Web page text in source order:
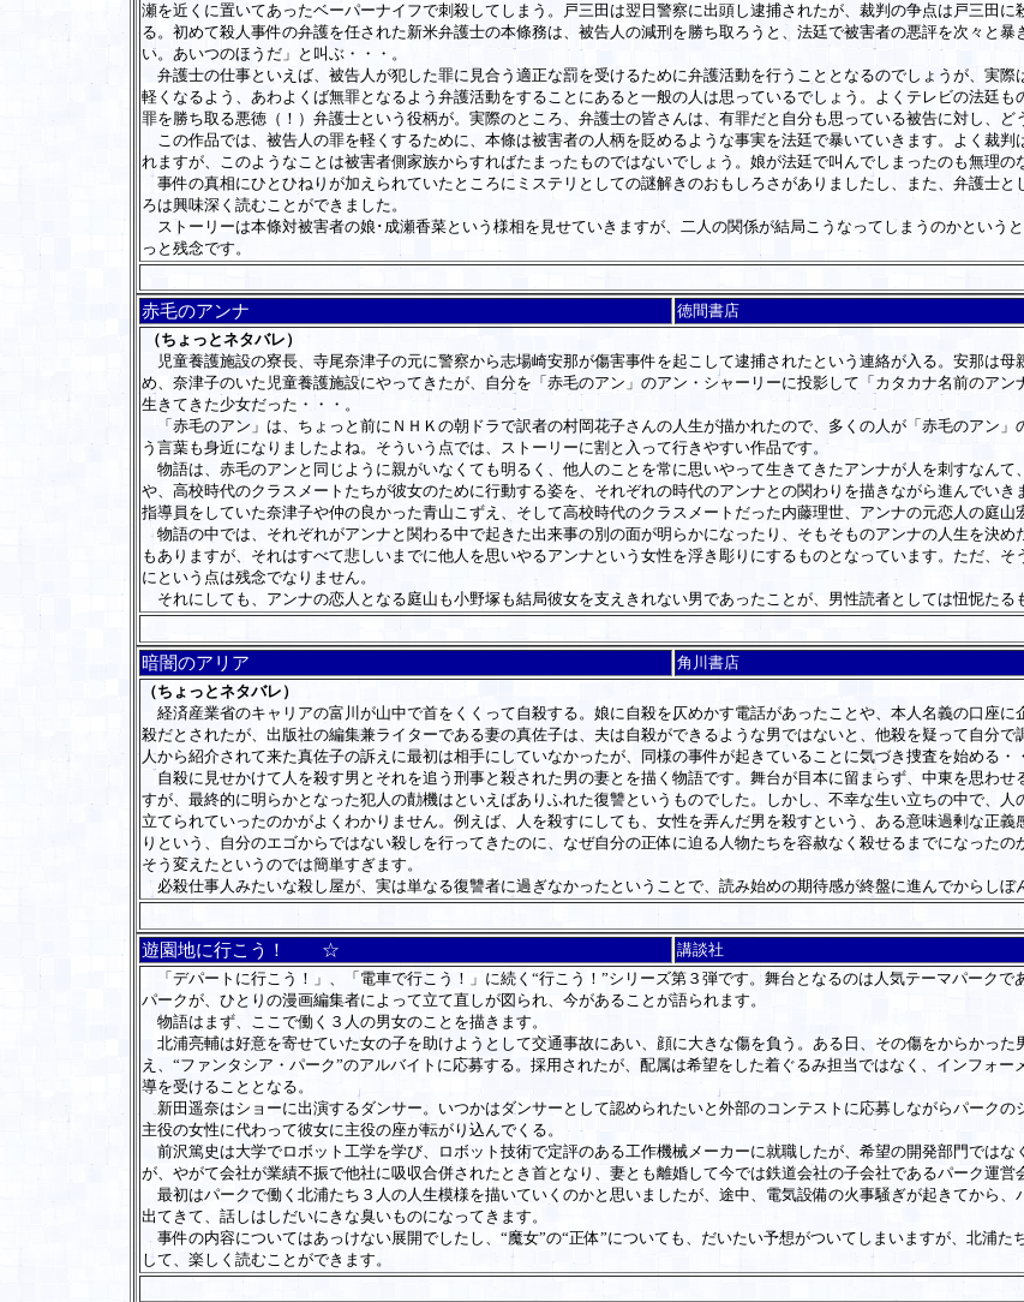
瀬を近くに置いてあったベーパーナイフで刺殺してしまう。戸三田は翌日警察に出頭し逮捕されたが、裁判の争点は戸三田
る。初めて殺人事件の弁護を任された新米弁護士の本條務は、被告人の減刑を勝ち取ろうと、法廷で被害者の悪評を次々と
い。あいつのほうだ」と叫ぶ・・・。
弁護士の仕事といえば、被告人が犯した罪に見合う適正な罰を受けるために弁護活動を行うこととなるのでしょうが、実
軽くなるよう、あわよくば無罪となるよう弁護活動をすることにあると一般の人は思っているでしょう。よくテレビの法廷
罪を勝ち取る悪徳（！）弁護士という役柄が。実際のところ、弁護士の皆さんは、有罪だと自分も思っている被告に対し、ど
この作品では、被告人の罪を軽くするために、本條は被害者の人柄を貶めるような事実を法廷で暴いていきます。よく裁
れますが、このようなことは被害者側家族からすればたまったものではないでしょう。娘が法廷で叫んでしまったのも無理の
事件の真相にひとひねりが加えられていたところにミステリとしての謎解きのおもしろさがありましたし、また、弁護士
ろは興味深く読むことができました。
ストーリーは本條対被害者の娘･成瀬香菜という様相を見せていきますが、二人の関係が結局こうなってしまうのかという
っと残念です。
赤毛のアンナ
徳間書店
（ちょっとネタバレ）
児童養護施設の寮長、寺尾奈津子の元に警察から志場崎安那が傷害事件を起こして逮捕されたという連絡が入る。安那は
め、奈津子のいた児童養護施設にやってきたが、自分を「赤毛のアン」のアン・シャーリーに投影して「カタカナ名前のア
生きてきた少女だった・・・。
「赤毛のアン」は、ちょっと前にＮＨＫの朝ドラで訳者の村岡花子さんの人生が描かれたので、多くの人が「赤毛のアン
う言葉も身近になりましたよね。そういう点では、ストーリーに割と入って行きやすい作品です。
物語は、赤毛のアンと同じように親がいなくても明るく、他人のことを常に思いやって生きてきたアンナが人を刺すなん
や、高校時代のクラスメートたちが彼女のために行動する姿を、それぞれの時代のアンナとの関わりを描きながら進んでい
指導員をしていた奈津子や仲の良かった青山こずえ、そして高校時代のクラスメートだった内藤理世、アンナの元恋人の庭山
物語の中では、それぞれがアンナと関わる中で起きた出来事の別の面が明らかになったり、そもそものアンナの人生を決
もありますが、それはすべて悲しいまでに他人を思いやるアンナという女性を浮き彫りにするものとなっています。ただ、
にという点は残念でなりません。
それにしても、アンナの恋人となる庭山も小野塚も結局彼女を支えきれない男であったことが、男性読者としては忸怩たる
暗闇のアリア
角川書店
（ちょっとネタバレ）
経済産業省のキャリアの富川が山中で首をくくって自殺する。娘に自殺を仄めかす電話があったことや、本人名義の口座
殺だとされたが、出版社の編集兼ライターである妻の真佐子は、夫は自殺ができるような男ではないと、他殺を疑って自分
人から紹介されて来た真佐子の訴えに最初は相手にしていなかったが、同様の事件が起きていることに気づき捜査を始める・
自殺に見せかけて人を殺す男とそれを追う刑事と殺された男の妻とを描く物語です。舞台が目本に留まらず、中東を思わ
すが、最終的に明らかとなった犯人の勣機はといえばありふれた復讐というものでした。しかし、不幸な生い立ちの中で、
立てられていったのかがよくわかりません。例えば、人を殺すにしても、女性を弄んだ男を殺すという、ある意味過剰な正
りという、自分のエゴからではない殺しを行ってきたのに、なぜ自分の正体に迫る人物たちを容赦なく殺せるまでになった
そう変えたというのでは簡単すぎます。
必殺仕事人みたいな殺し屋が、実は単なる復讐者に過ぎなかったということで、読み始めの期待感が終盤に進んでからしぼ
遊園地に行こう！ ☆
講談社
「デパートに行こう！」、「電車で行こう！」に続く“行こう！”シリーズ第３弾です。舞台となるのは人気テーマパーク
パークが、ひとりの漫画編集者によって立て直しが図られ、今があることが語られます。
物語はまず、ここで働く３人の男女のことを描きます。
北浦亮輔は好意を寄せていた女の子を助けようとして交通事故にあい、顔に大きな傷を負う。ある日、その傷をからかっ
え、“ファンタシア・パーク”のアルバイトに応募する。採用されたが、配属は希望をした着ぐるみ担当ではなく、インフォ
導を受けることとなる。
新田遥奈はショーに出演するダンサー。いつかはダンサーとして認められたいと外部のコンテストに応募しながらパーク
主役の女性に代わって彼女に主役の座が転がり込んでくる。
前沢篤史は大学でロボット工学を学び、ロボット技術で定評のある工作機械メーカーに就職したが、希望の開発部門では
が、やがて会社が業績不振で他社に吸収合併されたとき首となり、妻とも離婚して今では鉄道会社の子会社であるパーク運営
最初はパークで働く北浦たち３人の人生模様を描いていくのかと思いましたが、途中、電気設備の火事騒ぎが起きてから
出てきて、話しはしだいにきな臭いものになってきます。
事件の内容についてはあっけない展開でしたし、“魔女”の“正体”についても、だいたい予想がついてしまいますが、北浦た
して、楽しく読むことができます。